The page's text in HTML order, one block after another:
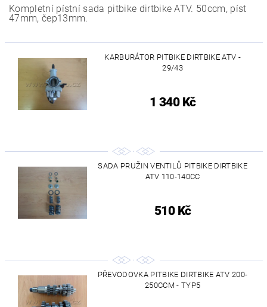
Kompletní pístní sada pitbike dirtbike ATV. 50ccm, píst
47mm, čep13mm.
KARBURÁTOR PITBIKE DIRTBIKE ATV -
29/43
1 340 Kč
SADA PRUŽIN VENTILŮ PITBIKE DIRTBIKE
ATV 110-140CC
510 Kč
PŘEVODOVKA PITBIKE DIRTBIKE ATV 200-
250CCM - TYP5